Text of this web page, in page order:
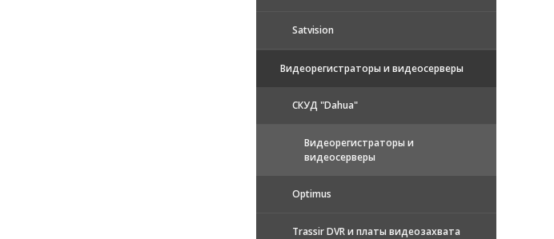
Satvision
Видеорегистраторы и видеосерверы
CКУД "Dahua"
Видеорегистраторы и
видеосерверы
Optimus
Trassir DVR и платы видеозахвата